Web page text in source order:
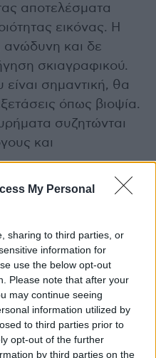
My Personal
sharing to third parties, or
information for
use the below opt-out
Please note that after your
may continue seeing
information utilized by
to third parties prior to
opt-out of the further
by third parties on the
αποτελέσματα
εικόνας. Η
ανώδυνη και δε
σκιαγραφικού.
σημαντική, θα
όπως βιοψία.
συζητώνται
και
Εκστρατεία
να μειωθούν οι
&#8211; Λέπρα:
λόγος